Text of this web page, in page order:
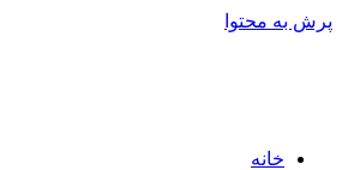
پرش به محتوا
خانه